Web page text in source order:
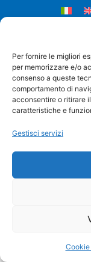
Per fornire le migliori
per memorizzare e/o
consenso a queste
comportamento di
acconsentire o ritirare
caratteristiche e
Gestisci servizi
Privacy Policy Cookie
credits: